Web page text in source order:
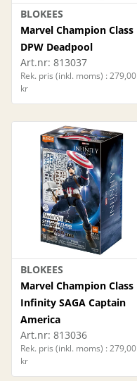
BLOKEES
Marvel Champion Class
DPW Deadpool
Art.nr: 813037
Rek. pris (inkl. moms) : 279,00
kr
BLOKEES
Marvel Champion Class
Infinity SAGA Captain
America
Art.nr: 813036
Rek. pris (inkl. moms) : 279,00
kr